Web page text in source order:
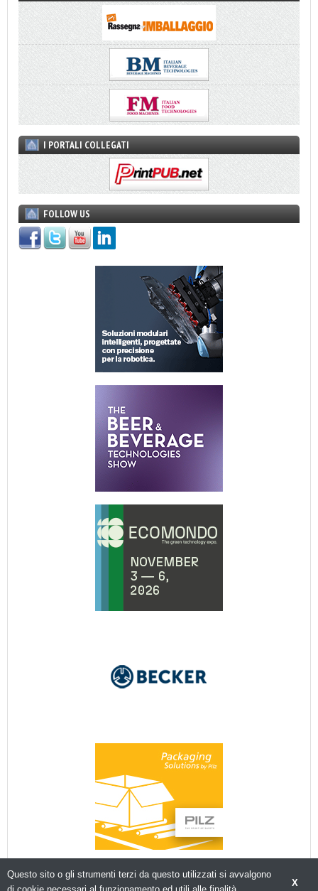
I PORTALI COLLEGATI
FOLLOW US
X
Questo sito o gli strumenti terzi da questo utilizzati si avvalgono